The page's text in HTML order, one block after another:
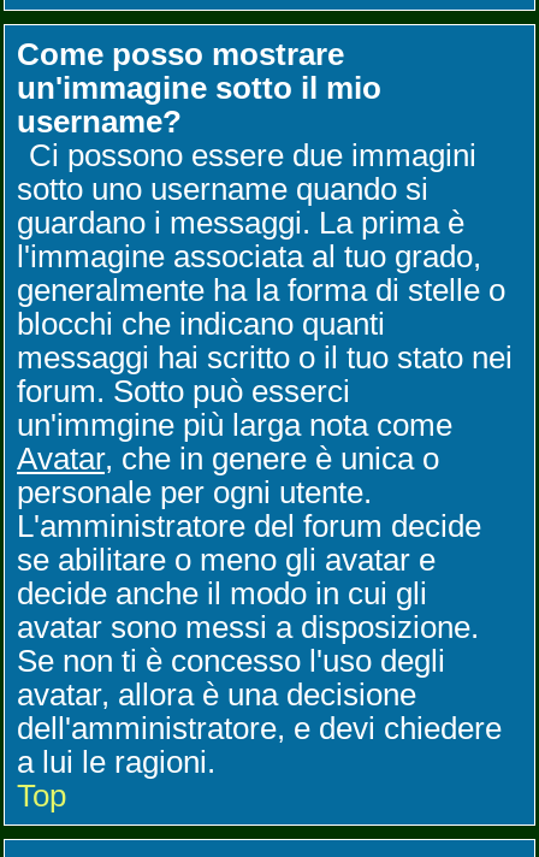
Come posso mostrare
un'immagine sotto il mio
username?
Ci possono essere due immagini
sotto uno username quando si
guardano i messaggi. La prima è
l'immagine associata al tuo grado,
generalmente ha la forma di stelle o
blocchi che indicano quanti
messaggi hai scritto o il tuo stato nei
forum. Sotto può esserci
un'immgine più larga nota come
Avatar, che in genere è unica o
personale per ogni utente.
L'amministratore del forum decide
se abilitare o meno gli avatar e
decide anche il modo in cui gli
avatar sono messi a disposizione.
Se non ti è concesso l'uso degli
avatar, allora è una decisione
dell'amministratore, e devi chiedere
a lui le ragioni.
Top